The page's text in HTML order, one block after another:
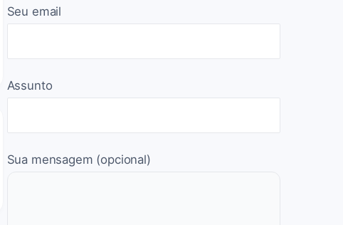
Seu email
Assunto
Sua mensagem (opcional)